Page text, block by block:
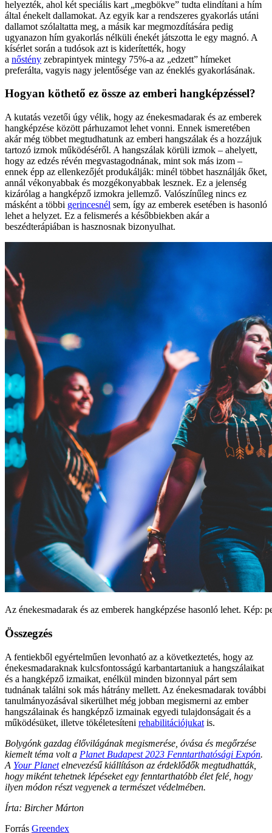
helyezték, ahol két speciális kart „megbökve” tudta elindítani a hím
által énekelt dallamokat. Az egyik kar a rendszeres gyakorlás utáni
dallamot szólaltatta meg, a másik kar megmozdítására pedig
ugyanazon hím gyakorlás nélküli énekét játszotta le egy magnó. A
kísérlet során a tudósok azt is kiderítették, hogy
a nőstény zebrapintyek mintegy 75%-a az „edzett” hímeket
preferálta, vagyis nagy jelentősége van az éneklés gyakorlásának.
Hogyan köthető ez össze az emberi hangképzéssel?
A kutatás vezetői úgy vélik, hogy az énekesmadarak és az emberek
hangképzése között párhuzamot lehet vonni. Ennek ismeretében
akár még többet megtudhatunk az emberi hangszálak és a hozzájuk
tartozó izmok működéséről. A hangszálak körüli izmok – ahelyett,
hogy az edzés révén megvastagodnának, mint sok más izom –
ennek épp az ellenkezőjét produkálják: minél többet használják őket,
annál vékonyabbak és mozgékonyabbak lesznek. Ez a jelenség
kizárólag a hangképző izmokra jellemző. Valószínűleg nincs ez
másként a többi gerincesnél sem, így az emberek esetében is hasonló
lehet a helyzet. Ez a felismerés a későbbiekben akár a
beszédterápiában is hasznosnak bizonyulhat.
Az énekesmadarak és az emberek hangképzése hasonló lehet. Kép:
Összegzés
A fentiekből egyértelműen levonható az a következtetés, hogy az
énekesmadaraknak kulcsfontosságú karbantartaniuk a hangszálaikat
és a hangképző izmaikat, enélkül minden bizonnyal párt sem
tudnának találni sok más hátrány mellett. Az énekesmadarak további
tanulmányozásával sikerülhet még jobban megismerni az ember
hangszálainak és hangképző izmainak egyedi tulajdonságait és a
működésüket, illetve tökéletesíteni rehabilitációjukat is.
Bolygónk gazdag élővilágának megismerése, óvása és megőrzése
kiemelt téma volt a Planet Budapest 2023 Fenntarthatósági Expón.
A Your Planetelnevezésű kiállításon az érdeklődők megtudhatták,
hogy miként tehetnek lépéseket egy fenntarthatóbb élet felé, hogy
ilyen módon részt vegyenek a természet védelmében.
Írta: Bircher Márton
Forrás Greendex